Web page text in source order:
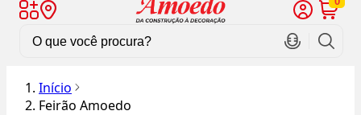
Início
Feirão Amoedo